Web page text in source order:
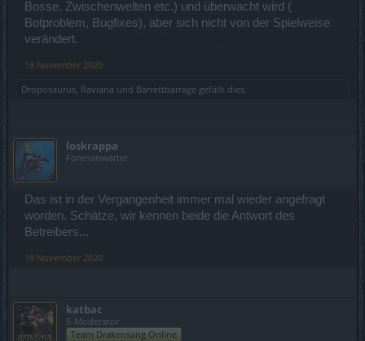
Bosse, Zwischenwelten etc.) und überwacht wird (
Botproblem, Bugfixes), aber sich nicht von der Spielweise
verändert.
18 November 2020
Droposaurus, Raviana und Barrettbarrage gefällt dies.
loskrappa
Forenanwärter
Das ist in der Vergangenheit immer mal wieder angefragt
worden. Schätze, wir kennen beide die Antwort des
Betreibers...
19 November 2020
katbac
S-Moderator
Team Drakensang Online